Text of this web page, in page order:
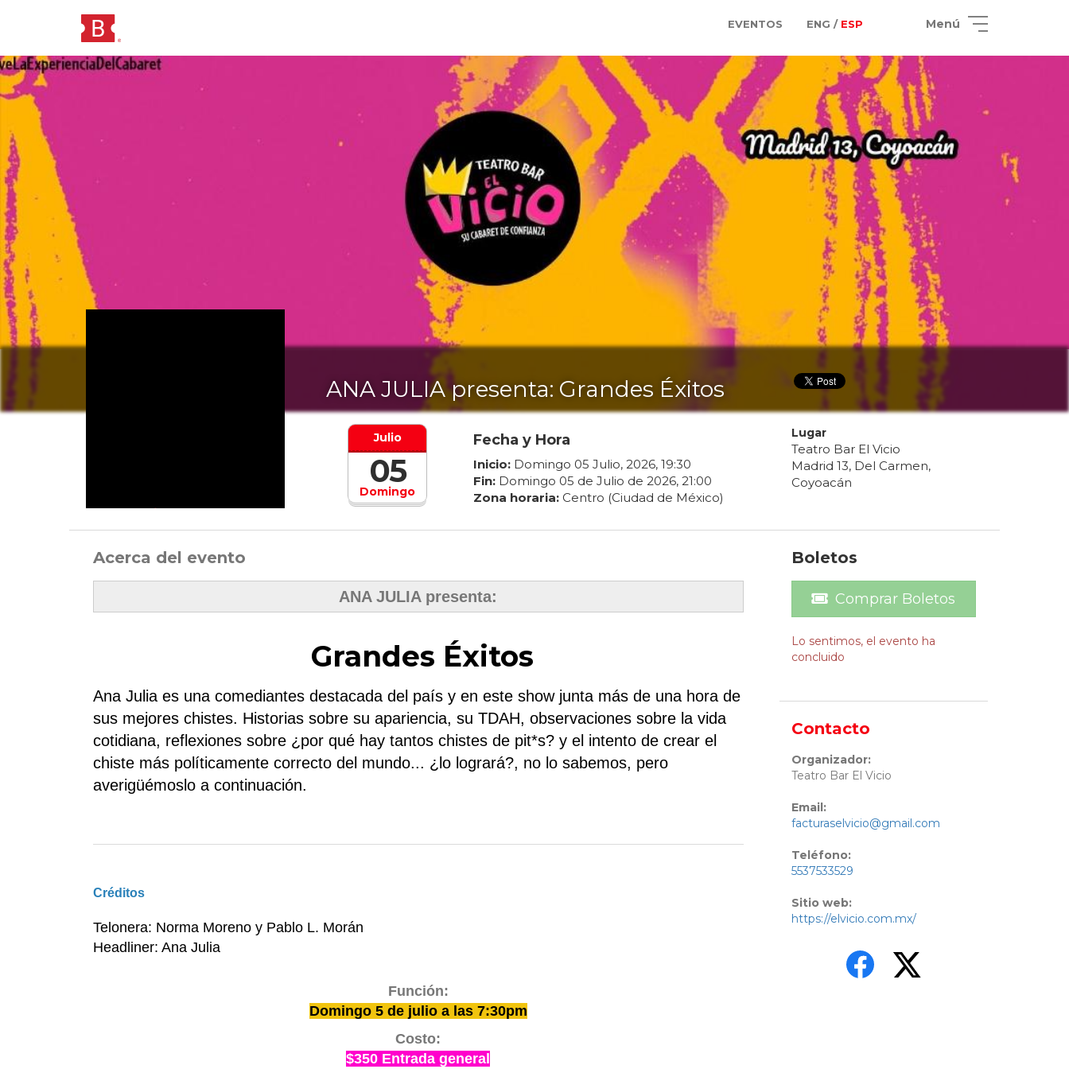
EVENTOS ENG / ESP Menú
ANA JULIA presenta: Grandes Éxitos
Domingo
Julio
05
Fecha y Hora
Inicio: Domingo 05 Julio, 2026, 19:30
Fin: Domingo 05 de Julio de 2026, 21:00
Zona horaria: Centro (Ciudad de México)
Lugar
Teatro Bar El Vicio
Madrid 13, Del Carmen,
Coyoacán
Acerca del evento
ANA JULIA presenta:
Grandes Éxitos
Ana Julia es una comediantes destacada del país y en este show junta más de una hora de
sus mejores chistes. Historias sobre su apariencia, su TDAH, observaciones sobre la vida
cotidiana, reflexiones sobre ¿por qué hay tantos chistes de pit*s? y el intento de crear el
chiste más políticamente correcto del mundo... ¿lo logrará?, no lo sabemos, pero
averigüémoslo a continuación.
Créditos
Telonera: Norma Moreno y Pablo L. Morán
Headliner: Ana Julia
Función:
Domingo 5 de julio a las 7:30pm
Costo:
$350 Entrada general
Boletos
Comprar Boletos
Lo sentimos, el evento ha
concluido
Contacto
Organizador:
Teatro Bar El Vicio
Email:
facturaselvicio@gmail.com
Teléfono:
5537533529
Sitio web:
https://elvicio.com.mx/